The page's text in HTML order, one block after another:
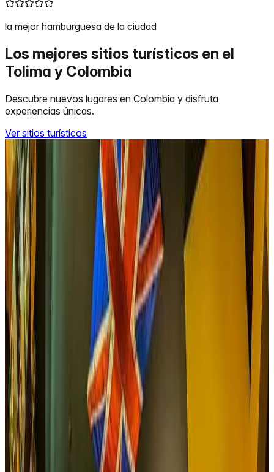
la mejor hamburguesa de la ciudad
Los mejores sitios turísticos en el
Tolima y Colombia
Descubre nuevos lugares en Colombia y disfruta
experiencias únicas.
Ver sitios turísticos
Ibagué
Restaurante y Hospedaje Tupinamba
Restaurante y hospedaje, atendidos por sus propietarios
Manuel Espinoza y Javier Oyola, anclado a orillas del rio
combeima, rodeado de exuberante vegetación y jardines,
ofreciendo también, además de la excelente comida y
alojamiento un museo veredal y anticuario. Platos típicos
tradicionales del Tolima, de Colombia y algunos platos
gourmets. Almuerzos musicales en vivo y tertulias
musicales el ultimo viernes de cada mes a partir de las 7 pm
hasta las 12pm. para huéspedes hacemos senderismo
guiado a la cascada la Gonzales o cabalgatas con
anticipación, el servicio de hospedaje se atiende con o sin
alimentación.
Reservar